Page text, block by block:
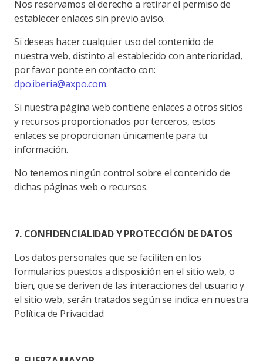
Nos reservamos el derecho a retirar el permiso de
establecer enlaces sin previo aviso.
Si deseas hacer cualquier uso del contenido de
nuestra web, distinto al establecido con anterioridad,
por favor ponte en contacto con:
dpo.iberia@axpo.com.
Si nuestra página web contiene enlaces a otros sitios
y recursos proporcionados por terceros, estos
enlaces se proporcionan únicamente para tu
información.
No tenemos ningún control sobre el contenido de
dichas páginas web o recursos.
7. CONFIDENCIALIDAD Y PROTECCIÓN DE DATOS
Los datos personales que se faciliten en los
formularios puestos a disposición en el sitio web, o
bien, que se deriven de las interacciones del usuario y
el sitio web, serán tratados según se indica en nuestra
Política de Privacidad.